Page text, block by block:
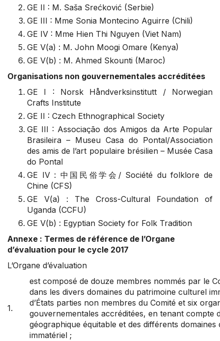
GE II : M. Saša Srećković (Serbie)
GE III : Mme Sonia Montecino Aguirre (Chili)
GE IV : Mme Hien Thi Nguyen (Viet Nam)
GE V(a) : M. John Moogi Omare (Kenya)
GE V(b) : M. Ahmed Skounti (Maroc)
Organisations non gouvernementales accréditées
GE I : Norsk Håndverksinstitutt / Norwegian
Crafts Institute
GE II : Czech Ethnographical Society
GE III : Associação dos Amigos da Arte Popular
Brasileira – Museu Casa do Pontal/Association
des amis de l’art populaire brésilien – Musée Casa
do Pontal
GE IV : 中国民俗学会/ Société du folklore de
Chine (CFS)
GE V(a) : The Cross-Cultural Foundation of
Uganda (CCFU)
GE V(b) : Egyptian Society for Folk Tradition
Annexe : Termes de référence de l’Organe
d’évaluation pour le cycle 2017
L’Organe d’évaluation
1.
est composé de douze membres nommés par le
dans les divers domaines du patrimoine culturel
d’États parties non membres du Comité et six
gouvernementales accréditées, en tenant compte
géographique équitable et des différents
immatériel ;